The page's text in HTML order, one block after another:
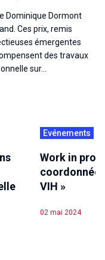
Dominique Dormont
Ces prix, remis
émergentes
des travaux
sur…
Evénements
Work in
coordonnée
VIH »
02 mai 2024